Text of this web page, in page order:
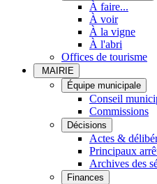
À faire...
À voir
À la vigne
À l'abri
Offices de tourisme
MAIRIE
Équipe municipale
Conseil
Commissions
Décisions
Actes &
Principaux
Archives des
Finances